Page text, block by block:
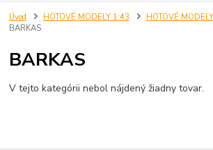
Úvod HOTOVÉ MODELY 1:43
HOTOVÉ
BARKAS
BARKAS
V tejto kategórii nebol nájdený žiadny tovar.